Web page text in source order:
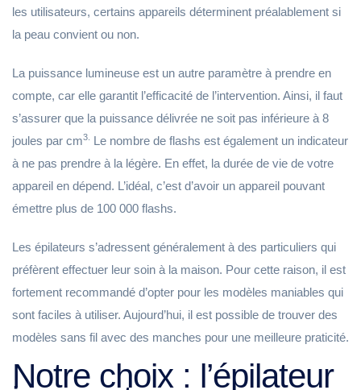
les utilisateurs, certains appareils déterminent préalablement si
la peau convient ou non.
La puissance lumineuse est un autre paramètre à prendre en
compte, car elle garantit l’efficacité de l’intervention. Ainsi, il faut
s’assurer que la puissance délivrée ne soit pas inférieure à 8
joules par cm3.
Le nombre de flashs est également un indicateur
à ne pas prendre à la légère. En effet, la durée de vie de votre
appareil en dépend. L’idéal, c’est d’avoir un appareil pouvant
émettre plus de 100 000 flashs.
Les épilateurs s’adressent généralement à des particuliers qui
préfèrent effectuer leur soin à la maison. Pour cette raison, il est
fortement recommandé d’opter pour les modèles maniables qui
sont faciles à utiliser. Aujourd’hui, il est possible de trouver des
modèles sans fil avec des manches pour une meilleure praticité.
Notre choix : l’épilateur